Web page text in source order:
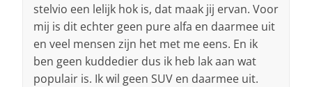
stelvio een lelijk hok is, dat maak jij ervan. Voor
mij is dit echter geen pure alfa en daarmee uit
en veel mensen zijn het met me eens. En ik
ben geen kuddedier dus ik heb lak aan wat
populair is. Ik wil geen SUV en daarmee uit.